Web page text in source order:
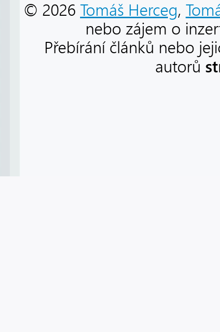
© 2026 Tomáš Herceg,
nebo zájem o
Přebírání článků nebo
autorů